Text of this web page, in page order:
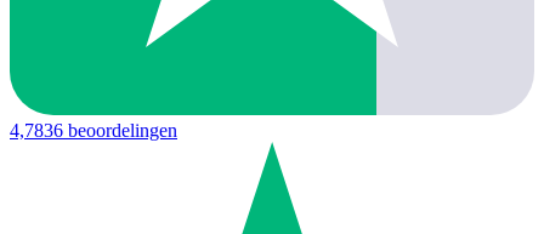
4,7836 beoordelingen